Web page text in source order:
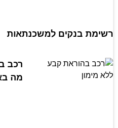
רשימת בנקים למשכנתאות
רכב
מה